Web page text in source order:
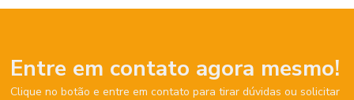
Entre em contato agora mesmo!
Clique no botão e entre em contato para tirar dúvidas ou solicitar